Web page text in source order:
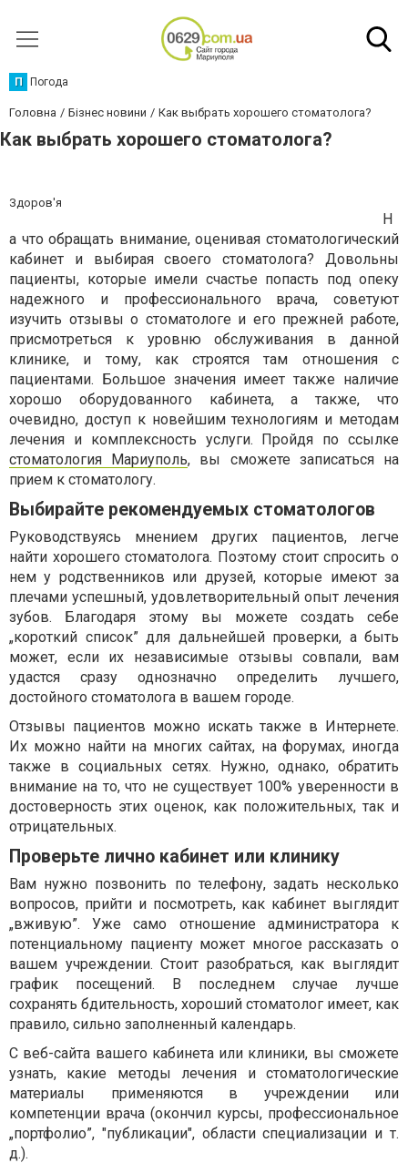
П Погода
Головна Бізнес новини Как выбрать хорошего стоматолога?
Как выбрать хорошего стоматолога?
Здоров'я
Н
а что обращать внимание, оценивая стоматологический
кабинет и выбирая своего стоматолога? Довольны
пациенты, которые имели счастье попасть под опеку
надежного и профессионального врача, советуют
изучить отзывы о стоматологе и его прежней работе,
присмотреться к уровню обслуживания в данной
клинике, и тому, как строятся там отношения с
пациентами. Большое значения имеет также наличие
хорошо оборудованного кабинета, а также, что
очевидно, доступ к новейшим технологиям и методам
лечения и комплексность услуги. Пройдя по ссылке
стоматология Мариуполь, вы сможете записаться на
прием к стоматологу.
Выбирайте рекомендуемых стоматологов
Руководствуясь мнением других пациентов, легче
найти хорошего стоматолога. Поэтому стоит спросить о
нем у родственников или друзей, которые имеют за
плечами успешный, удовлетворительный опыт лечения
зубов. Благодаря этому вы можете создать себе
„короткий список” для дальнейшей проверки, а быть
может, если их независимые отзывы совпали, вам
удастся сразу однозначно определить лучшего,
достойного стоматолога в вашем городе.
Отзывы пациентов можно искать также в Интернете.
Их можно найти на многих сайтах, на форумах, иногда
также в социальных сетях. Нужно, однако, обратить
внимание на то, что не существует 100% уверенности в
достоверность этих оценок, как положительных, так и
отрицательных.
Проверьте лично кабинет или клинику
Вам нужно позвонить по телефону, задать несколько
вопросов, прийти и посмотреть, как кабинет выглядит
„вживую”. Уже само отношение администратора к
потенциальному пациенту может многое рассказать о
вашем учреждении. Стоит разобраться, как выглядит
график посещений. В последнем случае лучше
сохранять бдительность, хороший стоматолог имеет, как
правило, сильно заполненный календарь.
С веб-сайта вашего кабинета или клиники, вы сможете
узнать, какие методы лечения и стоматологические
материалы применяются в учреждении или
компетенции врача (окончил курсы, профессиональное
„портфолио”, "публикации", области специализации и т.
д.).